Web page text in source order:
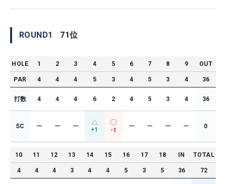
ROUND1 71位
HOLE 1 2 3 4 5 6 7 8 9 OUT
PAR 4 4 4 5 3 4 5 3 4 36
打数 4 4 4 6 2 4 5 3 4 36
SC ー ー ー +1 -1
ー ー ー ー 0
10 11 12 13 14 15 16 17 18 IN TOTAL
4 4 4 3 4 4 5 3 5 36 72